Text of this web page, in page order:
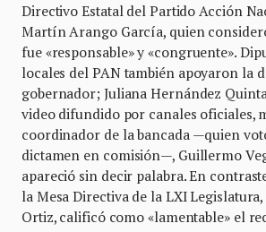
Directivo Estatal del Partido Acción
Martín Arango García, quien
fue «responsable» y «congruente».
locales del PAN también apoyaron la
gobernador; Juliana Hernández
video difundido por canales oficiales,
coordinador de la bancada —quien
dictamen en comisión—, Guillermo
apareció sin decir palabra. En
la Mesa Directiva de la LXI
Ortiz, calificó como «lamentable» el